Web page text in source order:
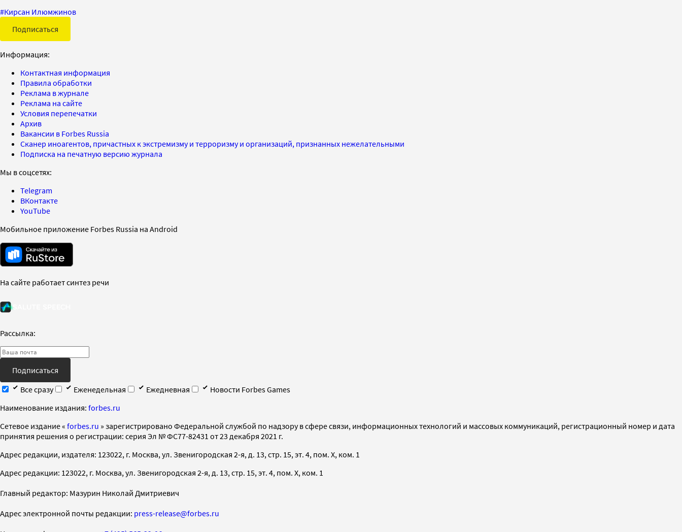
#Кирсан Илюмжинов
Подписаться
Информация:
Контактная информация
Правила обработки
Реклама в журнале
Реклама на сайте
Условия перепечатки
Архив
Вакансии в Forbes Russia
Сканер иноагентов, причастных к экстремизму и терроризму и организаций, признанных нежелательными
Подписка на печатную версию журнала
Мы в соцсетях:
Telegram
ВКонтакте
YouTube
Мобильное приложение Forbes Russia на Android
На сайте работает синтез речи
Рассылка:
Подписаться
Все сразу
Еженедельная Ежедневная
Новости Forbes Games
Наименование издания: forbes.ru
Cетевое издание « forbes.ru » зарегистрировано Федеральной службой по надзору в сфере связи, информационных технологий и массовых коммуникаций, регистрационный номер и дата
принятия решения о регистрации: серия Эл № ФС77-82431 от 23 декабря 2021 г.
Адрес редакции, издателя: 123022, г. Москва, ул. Звенигородская 2-я, д. 13, стр. 15, эт. 4, пом. X, ком. 1
Адрес редакции: 123022, г. Москва, ул. Звенигородская 2-я, д. 13, стр. 15, эт. 4, пом. X, ком. 1
Главный редактор: Мазурин Николай Дмитриевич
Адрес электронной почты редакции: press-release@forbes.ru